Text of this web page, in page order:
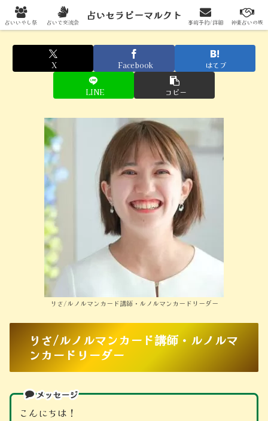
占いセラピーマルクトへの出展はこちらから
X Facebook はてブ
LINE コピー
りさ/ルノルマンカード講師・ルノルマンカードリーダー
りさ/ルノルマンカード講師・ルノルマ
ンカードリーダー
メッセージ
こんにちは！
占いいやし祭 占いで交流会
占いセラピーマルクト
事前予約/詳細 神楽占いの坂